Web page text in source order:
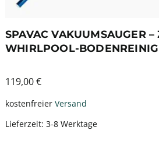
SPAVAC VAKUUMSAUGER –
WHIRLPOOL-
119,00€
kostenfreier Versand
Lieferzeit: 3-8 Werktage